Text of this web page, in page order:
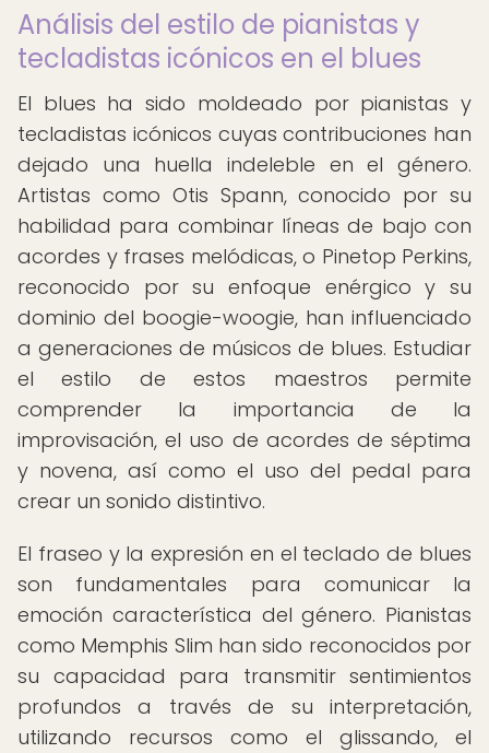
Análisis del estilo de pianistas y
tecladistas icónicos en el blues
El blues ha sido moldeado por pianistas y
tecladistas icónicos cuyas contribuciones han
dejado una huella indeleble en el género.
Artistas como Otis Spann, conocido por su
habilidad para combinar líneas de bajo con
acordes y frases melódicas, o Pinetop Perkins,
reconocido por su enfoque enérgico y su
dominio del boogie-woogie, han influenciado
a generaciones de músicos de blues. Estudiar
el estilo de estos maestros permite
comprender la importancia de la
improvisación, el uso de acordes de séptima
y novena, así como el uso del pedal para
crear un sonido distintivo.
El fraseo y la expresión en el teclado de blues
son fundamentales para comunicar la
emoción característica del género. Pianistas
como Memphis Slim han sido reconocidos por
su capacidad para transmitir sentimientos
profundos a través de su interpretación,
utilizando recursos como el glissando, el